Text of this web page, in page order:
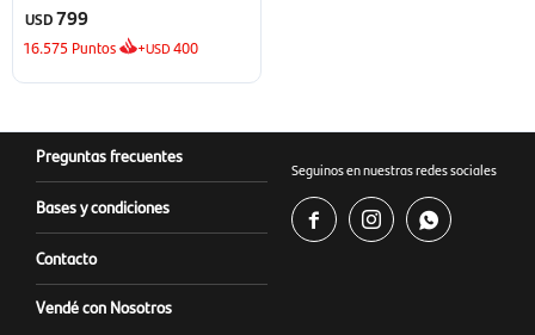
USD799
16.575 Puntos +USD400
Preguntas frecuentes
Bases y condiciones
Contacto
Vendé con Nosotros
Seguinos en nuestras redes sociales
  